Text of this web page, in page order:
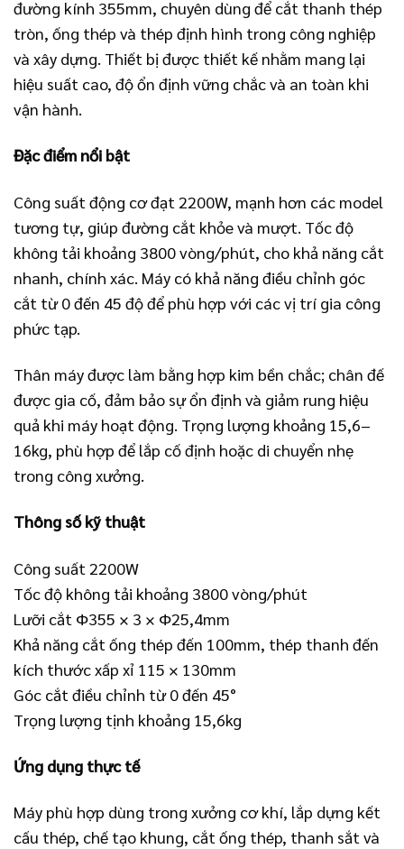
đường kính 355mm, chuyên dùng để cắt thanh thép
tròn, ống thép và thép định hình trong công nghiệp
và xây dựng. Thiết bị được thiết kế nhằm mang lại
hiệu suất cao, độ ổn định vững chắc và an toàn khi
vận hành.
Đặc điểm nổi bật
Công suất động cơ đạt 2200W, mạnh hơn các model
tương tự, giúp đường cắt khỏe và mượt. Tốc độ
không tải khoảng 3800 vòng/phút, cho khả năng cắt
nhanh, chính xác. Máy có khả năng điều chỉnh góc
cắt từ 0 đến 45 độ để phù hợp với các vị trí gia công
phức tạp.
Thân máy được làm bằng hợp kim bền chắc; chân đế
được gia cố, đảm bảo sự ổn định và giảm rung hiệu
quả khi máy hoạt động. Trọng lượng khoảng 15,6–
16kg, phù hợp để lắp cố định hoặc di chuyển nhẹ
trong công xưởng.
Thông số kỹ thuật
Công suất 2200W
Tốc độ không tải khoảng 3800 vòng/phút
Lưỡi cắt Φ355 × 3 × Φ25,4mm
Khả năng cắt ống thép đến 100mm, thép thanh đến
kích thước xấp xỉ 115 × 130mm
Góc cắt điều chỉnh từ 0 đến 45°
Trọng lượng tịnh khoảng 15,6kg
Ứng dụng thực tế
Máy phù hợp dùng trong xưởng cơ khí, lắp dựng kết
cấu thép, chế tạo khung, cắt ống thép, thanh sắt và